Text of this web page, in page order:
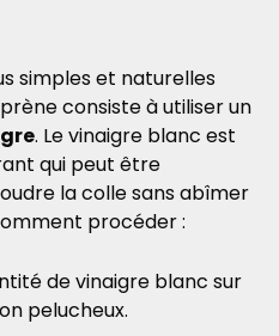
simples et naturelles
consiste à utiliser un
. Le vinaigre blanc est
qui peut être
la colle sans abîmer
procéder :
de vinaigre blanc sur
pelucheux.